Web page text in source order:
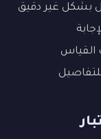
بشكل غير دقيق
القياس